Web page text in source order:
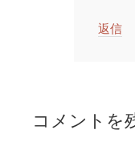
返信
コメントを